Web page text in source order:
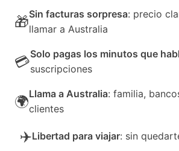
🎁Sin facturas sorpresa: precio
llamar a Australia
💳Solo pagas los minutos que
suscripciones
🌍Llama a Australia: familia,
clientes
✈️Libertad para viajar: sin